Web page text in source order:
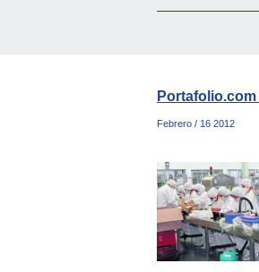
Portafolio.com
Febrero / 16 2012